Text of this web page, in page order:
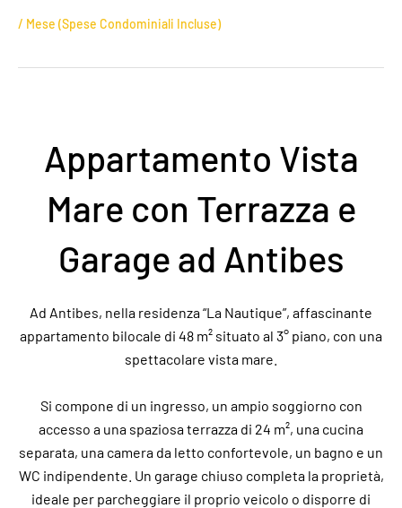
/ Mese (Spese Condominiali Incluse)
Appartamento Vista
Mare con Terrazza e
Garage ad Antibes
Ad Antibes, nella residenza “La Nautique”, affascinante
appartamento bilocale di 48 m² situato al 3° piano, con una
spettacolare vista mare.
Si compone di un ingresso, un ampio soggiorno con
accesso a una spaziosa terrazza di 24 m², una cucina
separata, una camera da letto confortevole, un bagno e un
WC indipendente. Un garage chiuso completa la proprietà,
ideale per parcheggiare il proprio veicolo o disporre di